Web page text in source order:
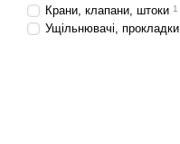
Крани, клапани, штоки 1
Ущільнювачі, прокладки